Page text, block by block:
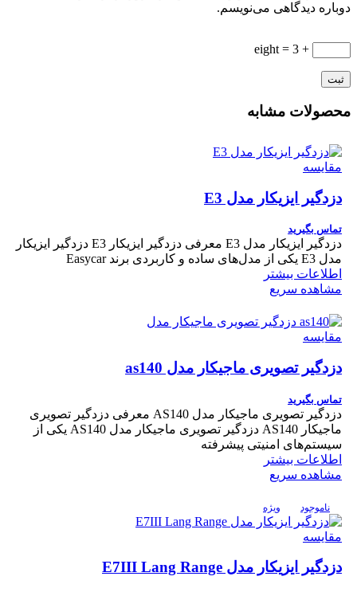
دوباره دیدگاهی می‌نویسم.
+ 3 = eight
محصولات مشابه
مقایسه
دزدگیر ایزیکار مدل E3
تماس بگیرید
دزدگیر ایزیکار مدل E3 معرفی دزدگیر ایزیکار E3 دزدگیر ایزیکار
مدل E3 یکی از مدل‌های ساده و کاربردی برند Easycar
اطلاعات بیشتر
مشاهده سریع
مقایسه
دزدگیر تصویری ماجیکار مدل as140
تماس بگیرید
دزدگیر تصویری ماجیکار مدل AS140 معرفی دزدگیر تصویری
ماجیکار AS140 دزدگیر تصویری ماجیکار مدل AS140 یکی از
سیستم‌های امنیتی پیشرفته
اطلاعات بیشتر
مشاهده سریع
ناموجود ویژه
مقایسه
دزدگیر ایزیکار مدل E7III Lang Range